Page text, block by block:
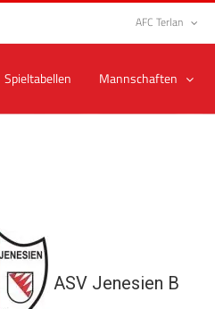
AFC Terlan
Spieltabellen Mannschaften
ASV Jenesien B